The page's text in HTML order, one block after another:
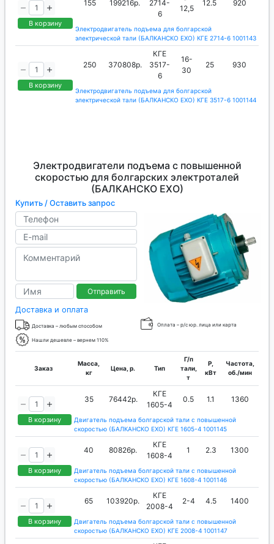
В корзину
155 199216р.
2714-
6
12,5
12.5 920
Электродвигатель подъема для болгарской
электрической тали (БАЛКАНСКО ЕХО) КГЕ 2714-6 1001143
В корзину
250 370808р.
КГЕ
3517-
6
16-
30
25 930
Электродвигатель подъема для болгарской
электрической тали (БАЛКАНСКО ЕХО) КГЕ 3517-6 1001144
Электродвигатели подъема с повышенной
скоростью для болгарских электроталей
(БАЛКАНСКО ЕХО)
Купить / Оставить запрос
Отправить
Доставка и оплата
Доставка – любым способом Оплата – р/с юр. лица или карта
Нашли дешевле – вернем 110%
Заказ
Масса,
кг
Цена, р. Тип
Г/п
тали,
т
P,
кВт
Частота,
об./мин
В корзину
35 76442р.
КГЕ
1605-4
0.5 1.1 1360
Двигатель подъема болгарской тали с повышенной
скоростью (БАЛКАНСКО ЕХО) КГЕ 1605-4 1001145
В корзину
40 80826р.
КГЕ
1608-4
1 2.3 1300
Двигатель подъема болгарской тали с повышенной
скоростью (БАЛКАНСКО ЕХО) КГЕ 1608-4 1001146
В корзину
65 103920р.
КГЕ
2008-4
2-4 4.5 1400
Двигатель подъема болгарской тали с повышенной
скоростью (БАЛКАНСКО ЕХО) КГЕ 2008-4 1001147